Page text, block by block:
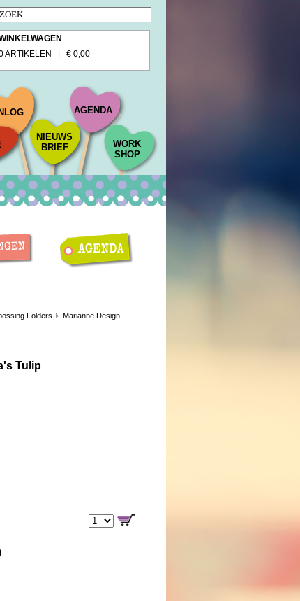
ARTIKELEN | € 0,00
INLOG
NIEUWS
BRIEF
AGENDA
WORK
SHOP
Folders
Marianne Design
Tulip